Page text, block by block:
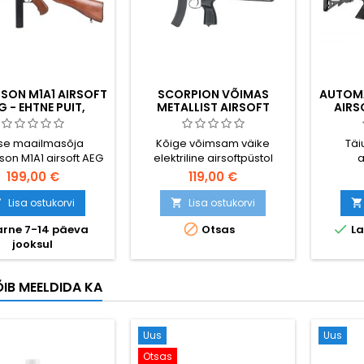
M1A1 AIRSOFT
- EHTNE PUIT,
TOMMY GUN
maailmasõja
M1A1 airsoft AEG
EHTSA PUIDU
– äärmiselt
Täismetallist
V6 käigukast, 450-
reguleeritav hop-
ja täisautomaat.
mm, 3225 g.
199,00 €
Lisa ostukorvi
7-14 päeva
jooksul
SCORPION VÕIMAS
METALLIST AIRSOFT
PÜSTOL
Kõige võimsam väike
elektriline airsoftpüstol
119,00 €
 Lisa ostukorvi
 Otsas
kiire


MEELDIDA KA
Uus
Otsas
Uus